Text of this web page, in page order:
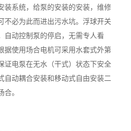
装系统，给泵的安装的安装，维修
不必为此而进出污水坑。浮球开关
自动控制泵的停启，无需专人看
据使用场合电机可采用水套式外第
证电泵在无水（干式）状态下安全
自动耦合安装和移动式自由安装二
。